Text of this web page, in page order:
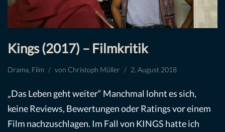
Kings (2017) – Filmkritik
Drama Film von Christoph Müller 2. August 2018
„Das Leben geht weiter“ Manchmal lohnt es sich,
keine Reviews, Bewertungen oder Ratings vor einem
Film nachzuschlagen. Im Fall von KINGS hatte ich